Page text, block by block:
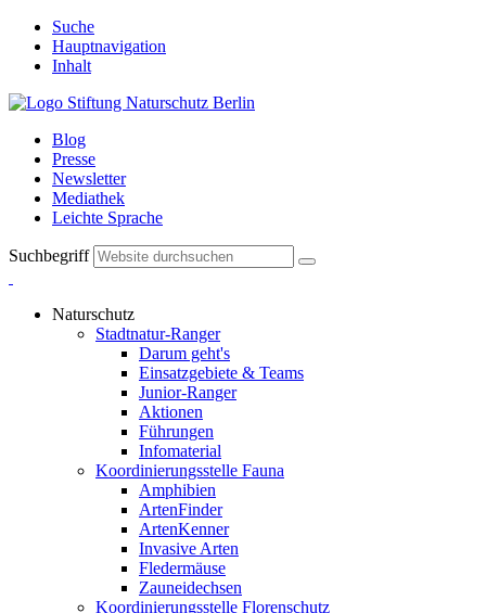
Suche
Hauptnavigation
Inhalt
Blog
Presse
Newsletter
Mediathek
Leichte Sprache
Suchbegriff
Naturschutz
Stadtnatur-Ranger
Darum geht's
Einsatzgebiete & Teams
Junior-Ranger
Aktionen
Führungen
Infomaterial
Koordinierungsstelle Fauna
Amphibien
ArtenFinder
ArtenKenner
Invasive Arten
Fledermäuse
Zauneidechsen
Koordinierungsstelle Florenschutz